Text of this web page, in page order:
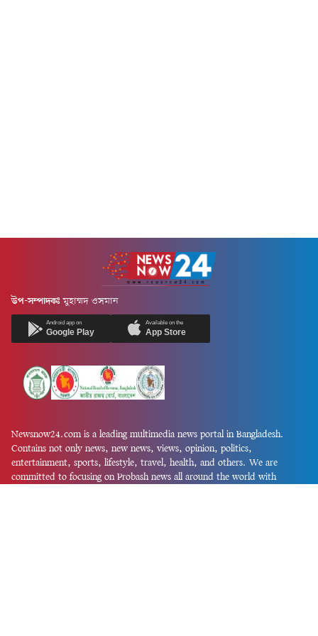
উপ-সম্পাদকঃ মুহাম্মদ ওসমান
Android app on
Google Play
Available on the
App Store
Newsnow24.com is a leading multimedia news portal in Bangladesh.
Contains not only news, new news, views, opinion, politics,
entertainment, sports, lifestyle, travel, health, and others. We are
committed to focusing on Probash news all around the world with